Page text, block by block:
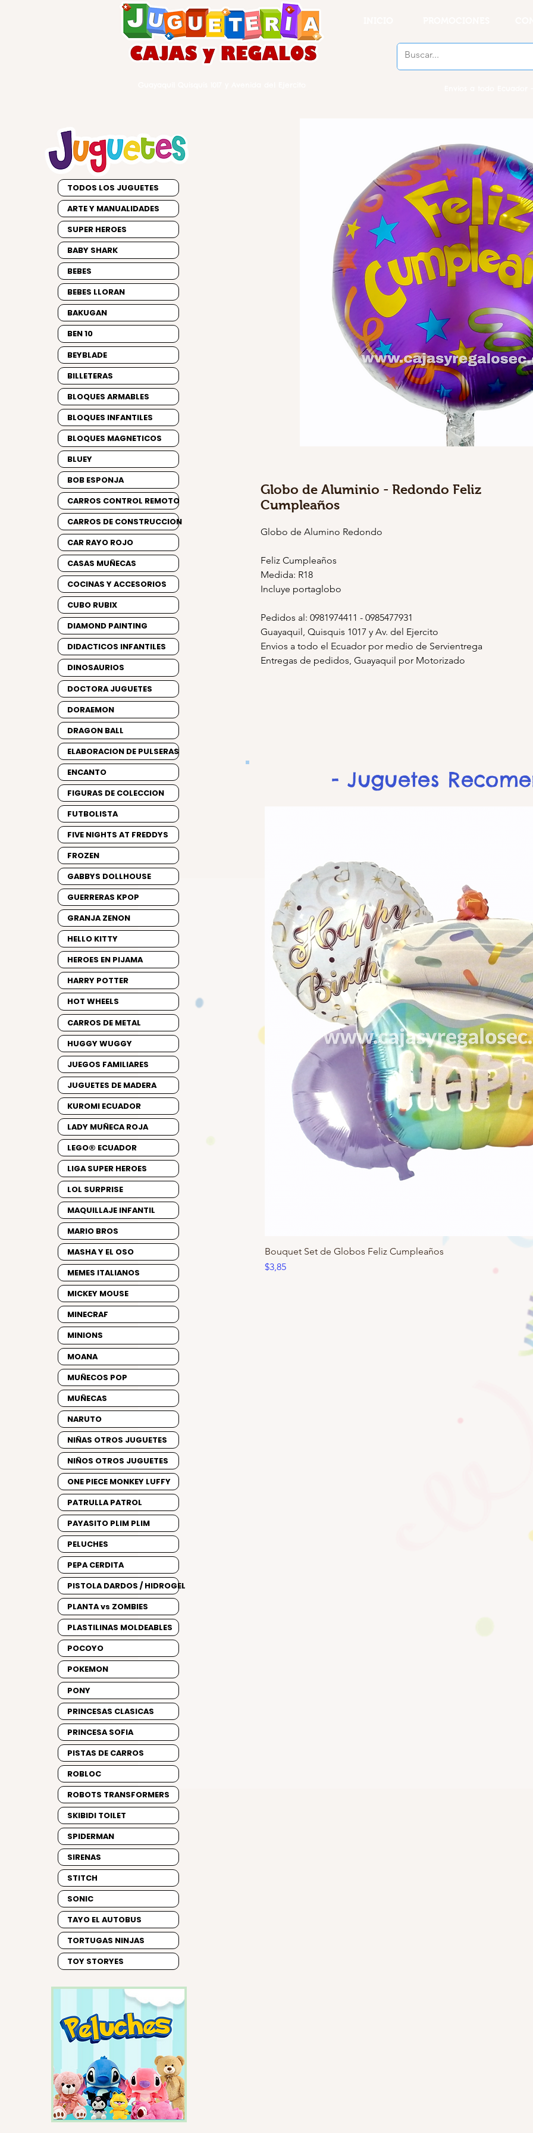
Globo de Aluminio - Redondo Feliz
Cumpleaños
Globo de Alumino Redondo
Feliz Cumpleaños
Medida: R18
Incluye portaglobo
Pedidos al: 0981974411 - 0985477931
Guayaquil, Quisquis 1017 y Av. del Ejercito
Envios a todo el Ecuador por medio de Servientrega
Entregas de pedidos, Guayaquil por Motorizado
Bouquet Set de Globos Feliz Cumpleaños
Precio
$3,85
- Juguetes
TODOS LOS JUGUETES
ARTE Y MANUALIDADES
SUPER HEROES
BABY SHARK
BEBES
BEBES LLORAN
BAKUGAN
BEN 10
BEYBLADE
BILLETERAS
BLOQUES ARMABLES
BLOQUES INFANTILES
BLOQUES MAGNETICOS
BLUEY
BOB ESPONJA
CARROS CONTROL REMOTO
CARROS DE CONSTRUCCION
CAR RAYO ROJO
CASAS MUÑECAS
COCINAS Y ACCESORIOS
CUBO RUBIX
DIAMOND PAINTING
DIDACTICOS INFANTILES
DINOSAURIOS
DOCTORA JUGUETES
DORAEMON
DRAGON BALL
ELABORACION DE PULSERAS
ENCANTO
FIGURAS DE COLECCION
FUTBOLISTA
FIVE NIGHTS AT FREDDYS
FROZEN
GABBYS DOLLHOUSE
GUERRERAS KPOP
GRANJA ZENON
HELLO KITTY
HEROES EN PIJAMA
HARRY POTTER
HOT WHEELS
CARROS DE METAL
HUGGY WUGGY
JUEGOS FAMILIARES
JUGUETES DE MADERA
KUROMI ECUADOR
LADY MUÑECA ROJA
LEGO® ECUADOR
LIGA SUPER HEROES
LOL SURPRISE
MAQUILLAJE INFANTIL
MARIO BROS
MASHA Y EL OSO
MEMES ITALIANOS
MICKEY MOUSE
MINECRAF
MINIONS
MOANA
MUÑECOS POP
MUÑECAS
NARUTO
NIÑAS OTROS JUGUETES
NIÑOS OTROS JUGUETES
ONE PIECE MONKEY LUFFY
PATRULLA PATROL
PAYASITO PLIM PLIM
PELUCHES
PEPA CERDITA
PISTOLA DARDOS / HIDROGEL
PLANTA vs ZOMBIES
PLASTILINAS MOLDEABLES
POCOYO
POKEMON
PONY
PRINCESAS CLASICAS
PRINCESA SOFIA
PISTAS DE CARROS
ROBLOC
ROBOTS TRANSFORMERS
SKIBIDI TOILET
SPIDERMAN
SIRENAS
STITCH
SONIC
TAYO EL AUTOBUS
TORTUGAS NINJAS
TOY STORYES